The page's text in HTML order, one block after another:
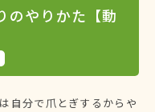
のやりかた【動
自分で爪とぎするからや